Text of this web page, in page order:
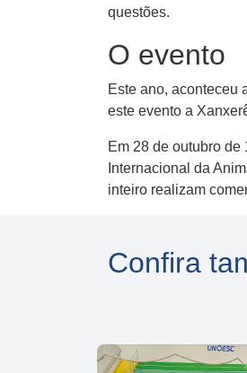
questões.
O evento
Este ano, aconteceu
este evento a
Em 28 de outubro
Internacional da
inteiro realizam
Confira